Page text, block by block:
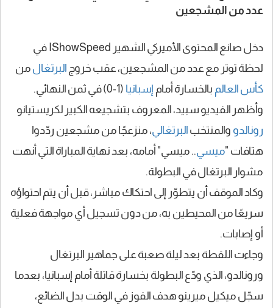
عدد من المشجعين
دخل صانع المحتوى الأميركي الشهير IShowSpeed في
لحظة توتر مع عدد من المشجعين، عقب خروج البرتغال من
كأس العالم بالخسارة أمام إسبانيا (1-0) في ثمن النهائي.
وأظهر الفيديو سبيد، المعروف بتشجيعه الكبير لكريستيانو
رونالدو والمنتخب البرتغالي، منزعجًا من مشجعين ردّدوا
هتافات "ميسي.. ميسي" أمامه، بعد نهاية المباراة التي أنهت
مشوار البرتغال في البطولة.
وكاد الموقف أن يتطوّر إلى احتكاك مباشر، قبل أن يتم احتواؤه
سريعًا من المحيطين به، من دون تسجيل أي مواجهة فعلية
أو إصابات.
وجاءت اللقطة بعد ليلة صعبة على جماهير البرتغال
ورونالدو، الذي ودّع البطولة بخسارة قاتلة أمام إسبانيا، بعدما
سجّل ميكيل ميرينو هدف الفوز في الوقت بدل الضائع،